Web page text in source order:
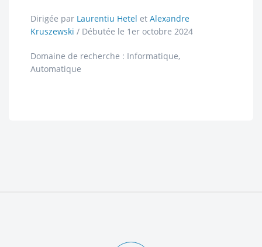
Dirigée par Laurentiu Hetel et Alexandre
Kruszewski / Débutée le 1er octobre 2024
Domaine de recherche : Informatique,
Automatique